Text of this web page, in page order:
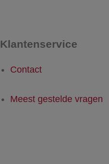
Klantenservice
Contact
Meest gestelde vragen